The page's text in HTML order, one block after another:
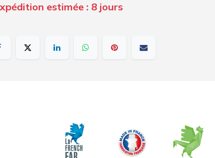
estimée : 8 jours